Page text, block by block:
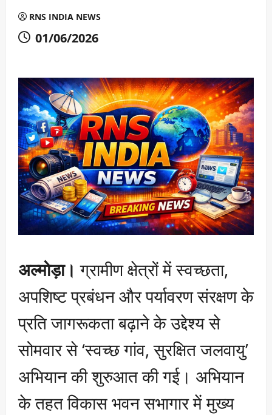
RNS INDIA NEWS
01/06/2026
अल्मोड़ा। ग्रामीण क्षेत्रों में स्वच्छता,
अपशिष्ट प्रबंधन और पर्यावरण संरक्षण के
प्रति जागरूकता बढ़ाने के उद्देश्य से
सोमवार से ‘स्वच्छ गांव, सुरक्षित जलवायु’
अभियान की शुरुआत की गई। अभियान
के तहत विकास भवन सभागार में मुख्य